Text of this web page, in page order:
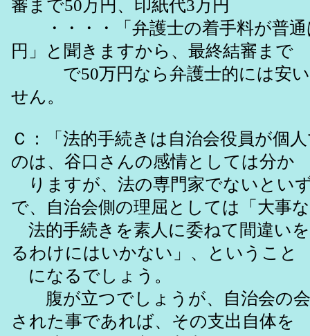
審まで50万円、印紙代3万円
・・・・「弁護士の着手料が普通
円」と聞きますから、最終結審まで
で50万円なら弁護士的には安い
せん。
Ｃ：「法的手続きは自治会役員が個
のは、谷口さんの感情としては分か
りますが、法の専門家でないとい
で、自治会側の理屈としては「大事な
法的手続きを素人に委ねて間違い
るわけにはいかない」、ということ
になるでしょう。
腹が立つでしょうが、自治会の会
された事であれば、その支出自体を